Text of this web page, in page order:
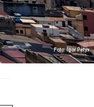
Foto: Igor Petyx